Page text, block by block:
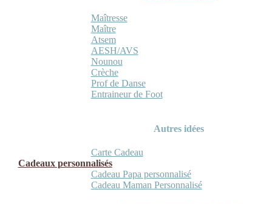
Maîtresse
Maître
Atsem
AESH/AVS
Nounou
Crèche
Prof de Danse
Entraineur de Foot
Autres idées
Carte Cadeau
Cadeaux personnalisés
Cadeau Papa personnalisé
Cadeau Maman Personnalisé